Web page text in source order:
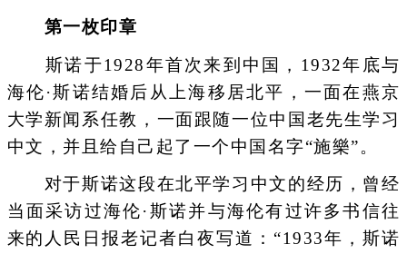
第一枚印章
斯诺于1928年首次来到中国，1932年底与
海伦·斯诺结婚后从上海移居北平，一面在燕京
大学新闻系任教，一面跟随一位中国老先生学习
中文，并且给自己起了一个中国名字“施樂”。
对于斯诺这段在北平学习中文的经历，曾经
当面采访过海伦·斯诺并与海伦有过许多书信往
来的人民日报老记者白夜写道：“1933年，斯诺